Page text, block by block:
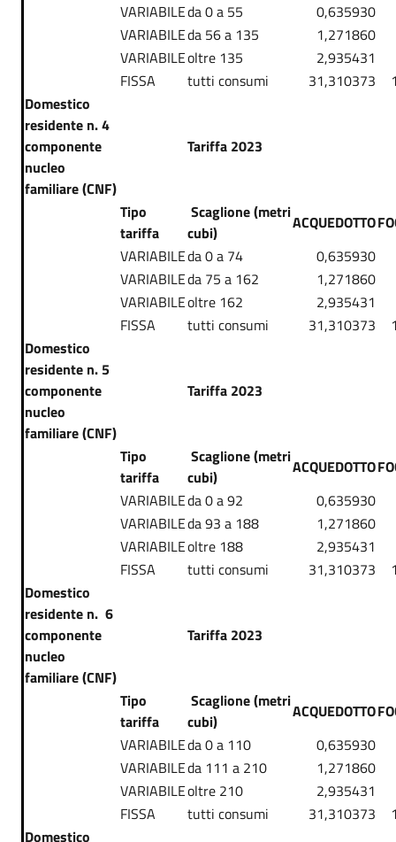
VARIABILEda 0 a 55
0,635930
VARIABILEda 56 a 135
1,271860
VARIABILEoltre 135
2,935431
FISSA
tutti consumi 31,310373
Domestico
residente n. 4
componente
nucleo
familiare (CNF)
Tariffa 2023
Tipo
tariffa
Scaglione (metri
cubi)
ACQUEDOTTO
VARIABILEda 0 a 74
0,635930
VARIABILEda 75 a 162
1,271860
VARIABILEoltre 162
2,935431
FISSA
tutti consumi 31,310373
Domestico
residente n. 5
componente
nucleo
familiare (CNF)
Tariffa 2023
Tipo
tariffa
Scaglione (metri
cubi)
ACQUEDOTTO
VARIABILEda 0 a 92
0,635930
VARIABILEda 93 a 188
1,271860
VARIABILEoltre 188
2,935431
FISSA
tutti consumi 31,310373
Domestico
residente n. 6
componente
nucleo
familiare (CNF)
Tariffa 2023
Tipo
tariffa
Scaglione (metri
cubi)
ACQUEDOTTO
VARIABILEda 0 a 110
0,635930
VARIABILEda 111 a 210
1,271860
VARIABILEoltre 210
2,935431
FISSA
tutti consumi 31,310373
Domestico